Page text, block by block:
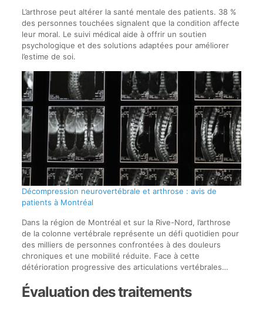
L’arthrose peut altérer la santé mentale des patients. 38 %
des personnes touchées signalent que la condition affecte
leur moral. Le suivi médical aide à offrir un soutien
psychologique et des solutions adaptées pour améliorer
l’estime de soi.
Décompression neurovertébrale et arthrose : avis de
patients à Montréal
Dans la région de Montréal et sur la Rive-Nord, l’arthrose
de la colonne vertébrale représente un défi quotidien pour
des milliers de personnes confrontées à des douleurs
chroniques et une mobilité réduite. Face à cette
détérioration progressive des articulations vertébrales…
Évaluation des traitements